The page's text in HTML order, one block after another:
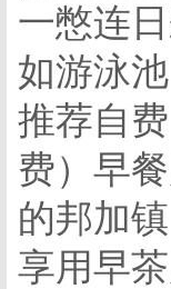
一憋连
如游泳
推荐自
费）早
的邦加
享用早